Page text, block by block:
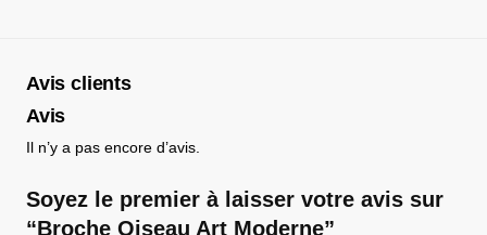
Avis clients
Avis
Il n’y a pas encore d’avis.
Soyez le premier à laisser votre avis sur
“Broche Oiseau Art Moderne”